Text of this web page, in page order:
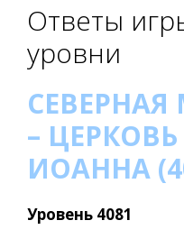
Ответы
уровни
–
ИОАННА
Уровень 4081